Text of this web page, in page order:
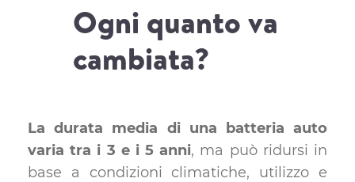
Ogni quanto va
cambiata?
La durata media di una batteria auto
varia tra i 3 e i 5 anni, ma può ridursi in
base a condizioni climatiche, utilizzo e